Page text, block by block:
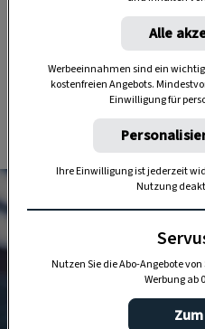
Fleisch
Struktur.“ Man braucht
sorgen, dass Gemüse
seinen Biss verliert oder
trocken wird.
Alle
Werbeeinnahmen sind ein
kostenfreien Angebots.
Einwilligung für
Ihre Einwilligung ist jederzeit
Nutzung
Nutzen Sie die Abo-Angebote
Werbung ab